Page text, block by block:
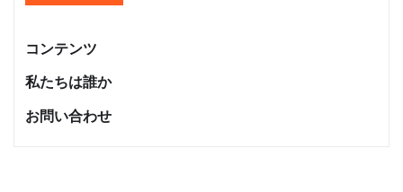
コンテンツ
私たちは誰か
お問い合わせ